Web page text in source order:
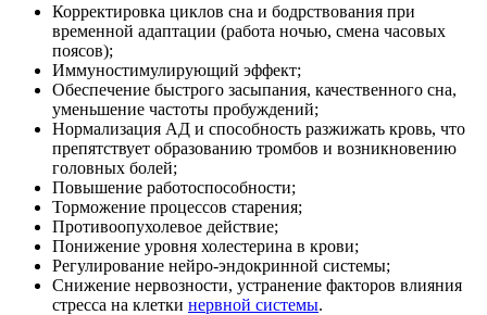
Корректировка циклов сна и бодрствования при
временной адаптации (работа ночью, смена часовых
поясов);
Иммуностимулирующий эффект;
Обеспечение быстрого засыпания, качественного сна,
уменьшение частоты пробуждений;
Нормализация АД и способность разжижать кровь, что
препятствует образованию тромбов и возникновению
головных болей;
Повышение работоспособности;
Торможение процессов старения;
Противоопухолевое действие;
Понижение уровня холестерина в крови;
Регулирование нейро-эндокринной системы;
Снижение нервозности, устранение факторов влияния
стресса на клетки нервной системы.